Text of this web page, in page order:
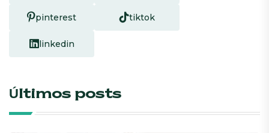
pinterest tiktok
linkedin
Últimos posts